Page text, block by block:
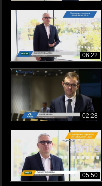
06:22
02:28
05:50